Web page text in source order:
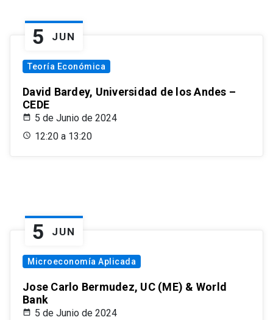
5 JUN
Teoría Económica
David Bardey, Universidad de los Andes –
CEDE
5 de Junio de 2024
12:20 a 13:20
5 JUN
Microeconomía Aplicada
Jose Carlo Bermudez, UC (ME) & World
Bank
5 de Junio de 2024